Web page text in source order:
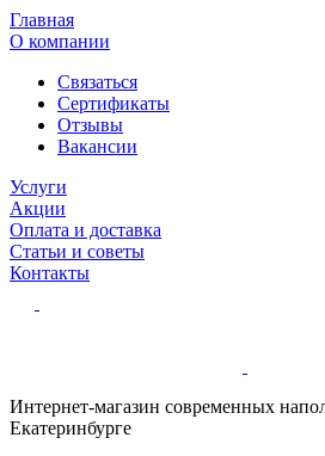
Главная
О компании
Связаться
Сертификаты
Отзывы
Вакансии
Услуги
Акции
Оплата и доставка
Статьи и советы
Контакты
Интернет-магазин современных
Екатеринбурге